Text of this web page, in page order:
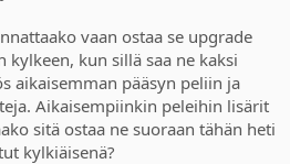
vaan ostaa se upgrade
kylkeen, kun sillä saa ne kaksi
aikaisemman pääsyn peliin ja
Aikaisempiinkin peleihin lisärit
sitä ostaa ne suoraan tähän heti
kylkiäisenä?